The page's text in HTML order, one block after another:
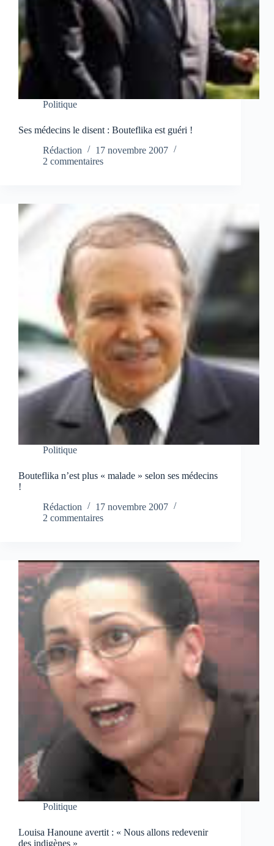
Politique
Ses médecins le disent : Bouteflika est guéri !
Rédaction
17 novembre 2007
2 commentaires
Politique
Bouteflika n’est plus « malade » selon ses médecins
!
Rédaction
17 novembre 2007
2 commentaires
Politique
Louisa Hanoune avertit : « Nous allons redevenir
des indigènes »